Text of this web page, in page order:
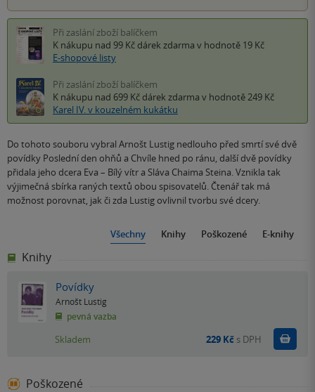
Při zaslání zboží balíčkem
K nákupu nad 99 Kč dárek zdarma v hodnotě 19 Kč
E-shopové listy
Při zaslání zboží balíčkem
K nákupu nad 699 Kč dárek zdarma v hodnotě 249 Kč
Karel IV. v kouzelném kukátku
Do tohoto souboru vybral Arnošt Lustig nedlouho před smrtí své dvě
povídky Poslední den ohňů a Chvíle hned po ránu, další dvě povídky
přidala jeho dcera Eva – Bílý vítr a Sláva Chaima Steina. Vznikla tak
výjimečná sbírka raných textů obou spisovatelů. Čtenář tak má
možnost porovnat, jak či zda Lustig ovlivnil tvorbu své dcery.
Všechny Knihy Poškozené E-knihy
Knihy
Povídky
Arnošt Lustig
pevná vazba
Skladem 229 Kč s DPH
Poškozené